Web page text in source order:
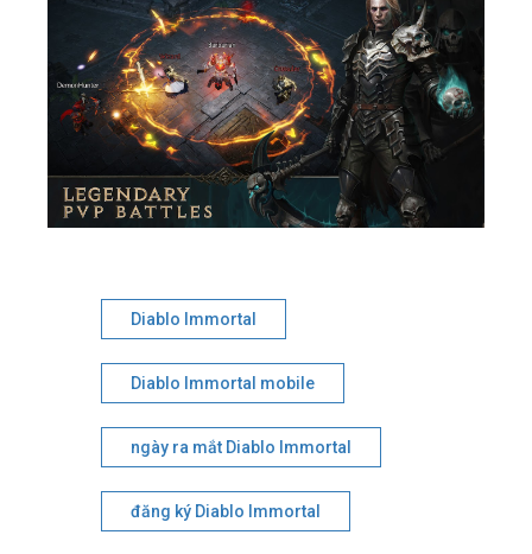
Diablo Immortal
Diablo Immortal mobile
ngày ra mắt Diablo Immortal
đăng ký Diablo Immortal